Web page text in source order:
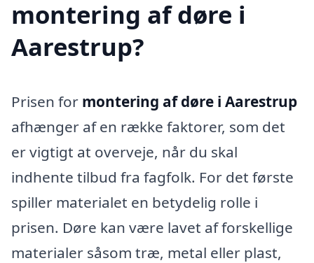
montering af døre i
Aarestrup?
Prisen for montering af døre i Aarestrup
afhænger af en række faktorer, som det
er vigtigt at overveje, når du skal
indhente tilbud fra fagfolk. For det første
spiller materialet en betydelig rolle i
prisen. Døre kan være lavet af forskellige
materialer såsom træ, metal eller plast,